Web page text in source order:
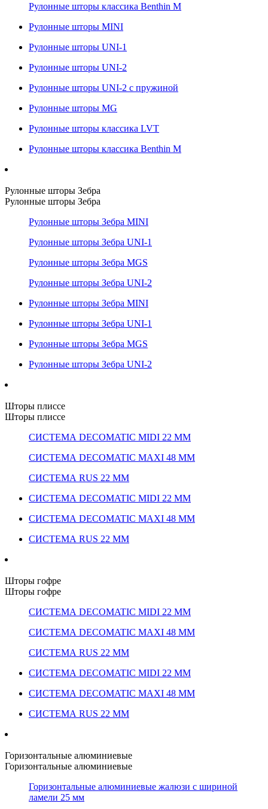
Рулонные шторы классика Benthin M
Рулонные шторы MINI
Рулонные шторы UNI-1
Рулонные шторы UNI-2
Рулонные шторы UNI-2 с пружиной
Рулонные шторы MG
Рулонные шторы классика LVT
Рулонные шторы классика Benthin M
Рулонные шторы Зебра
Рулонные шторы Зебра
Рулонные шторы Зебра MINI
Рулонные шторы Зебра UNI-1
Рулонные шторы Зебра MGS
Рулонные шторы Зебра UNI-2
Рулонные шторы Зебра MINI
Рулонные шторы Зебра UNI-1
Рулонные шторы Зебра MGS
Рулонные шторы Зебра UNI-2
Шторы плиссе
Шторы плиссе
СИСТЕМА DECOMATIC MIDI 22 ММ
СИСТЕМА DECOMATIC MAXI 48 ММ
СИСТЕМА RUS 22 ММ
СИСТЕМА DECOMATIC MIDI 22 ММ
СИСТЕМА DECOMATIC MAXI 48 ММ
СИСТЕМА RUS 22 ММ
Шторы гофре
Шторы гофре
СИСТЕМА DECOMATIC MIDI 22 ММ
СИСТЕМА DECOMATIC MAXI 48 ММ
СИСТЕМА RUS 22 ММ
СИСТЕМА DECOMATIC MIDI 22 ММ
СИСТЕМА DECOMATIC MAXI 48 ММ
СИСТЕМА RUS 22 ММ
Горизонтальные алюминиевые
Горизонтальные алюминиевые
Горизонтальные алюминиевые жалюзи с шириной
ламели 25 мм